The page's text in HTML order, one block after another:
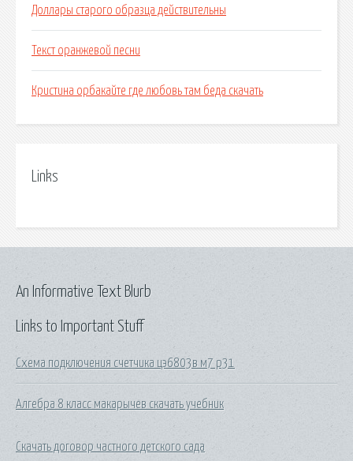
Доллары старого образца действительны
Текст оранжевой песни
Кристина орбакайте где любовь там беда скачать
Links
Links to Important Stuff
Схема подключения счетчика цэ6803в м7 р31
Алгебра 8 класс макарычев скачать учебник
Скачать договор частного детского сада
An Informative Text Blurb